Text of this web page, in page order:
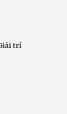
trí